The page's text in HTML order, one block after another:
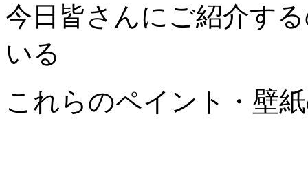
今日皆さんにご紹介す
いる
これらのペイント・壁